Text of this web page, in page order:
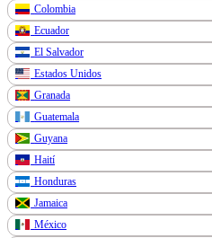
Colombia
Ecuador
El Salvador
Estados Unidos
Granada
Guatemala
Guyana
Haití
Honduras
Jamaica
México